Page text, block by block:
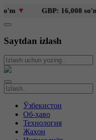
▼ GBP: 16,008 so'm▼
Saytdan izlash
Ўзбекистон
Об-ҳаво
Технология
Жаҳон